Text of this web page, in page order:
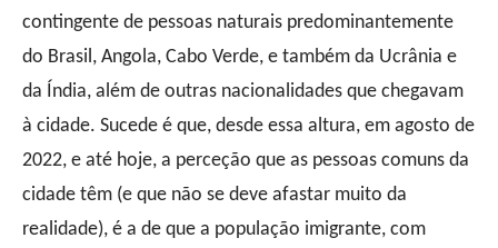
contingente de pessoas naturais predominantemente
do Brasil, Angola, Cabo Verde, e também da Ucrânia e
da Índia, além de outras nacionalidades que chegavam
à cidade. Sucede é que, desde essa altura, em agosto de
2022, e até hoje, a perceção que as pessoas comuns da
cidade têm (e que não se deve afastar muito da
realidade), é a de que a população imigrante, com